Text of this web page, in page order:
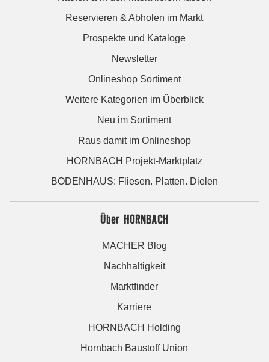
Reservieren & Abholen im Markt
Prospekte und Kataloge
Newsletter
Onlineshop Sortiment
Weitere Kategorien im Überblick
Neu im Sortiment
Raus damit im Onlineshop
HORNBACH Projekt-Marktplatz
BODENHAUS: Fliesen. Platten. Dielen
Über HORNBACH
MACHER Blog
Nachhaltigkeit
Marktfinder
Karriere
HORNBACH Holding
Hornbach Baustoff Union